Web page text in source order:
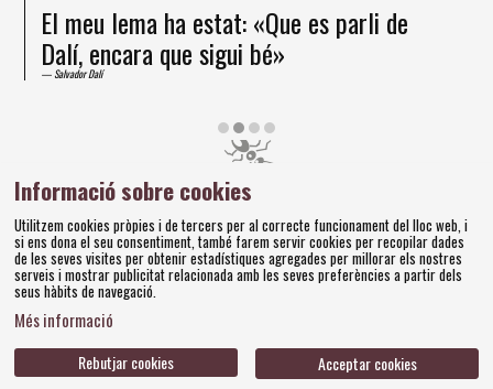
El meu lema ha estat: «Que es parli de
Dalí, encara que sigui bé»
Salvador Dalí
Figueres
Tel. 972 677 520 |amics@fundaciodali.org
Sitemap | Avís Legal
Contacteu | Bases concursos
Informació sobre cookies
Utilitzem cookies pròpies i de tercers per al correcte funcionament del lloc web, i
si ens dona el seu consentiment, també farem servir cookies per recopilar dades
de les seves visites per obtenir estadístiques agregades per millorar els nostres
serveis i mostrar publicitat relacionada amb les seves preferències a partir dels
seus hàbits de navegació.
Més informació
Acceptar cookies
Rebutjar cookies